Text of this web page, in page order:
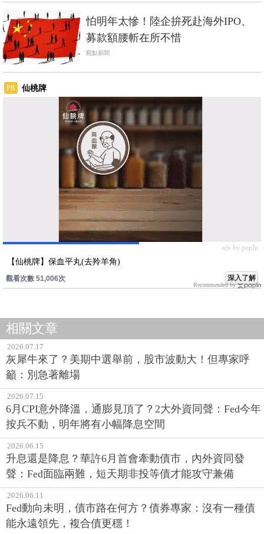
怕明年太慘！陸企拚死赴海外IPO、
募款額腰斬在所不惜
觀點新聞
PR 仙桃牌
ads by popIn
【仙桃牌】保血平丸(去羚羊角)
觀看次數 51,006次 深入了解
Recommended by
相關文章
2026.07.17
灰犀牛來了？美期中選舉前，股市波動大！但專家呼
籲：別急著離場
2026.07.15
6月CPI意外降溫，通膨見頂了？2大外資同聲：Fed今年
按兵不動，明年將有小幅降息空間
2026.06.15
升息還是降息？華許6月首會牽動債市，內外資同發
聲：Fed面臨兩難，短天期非投等債才能攻守兼備
2026.06.11
Fed動向未明，債市路在何方？債券專家：沒有一種債
能永遠領先，複合債更穩！